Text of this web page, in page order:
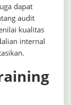
dapat
audit
kualitas
internal